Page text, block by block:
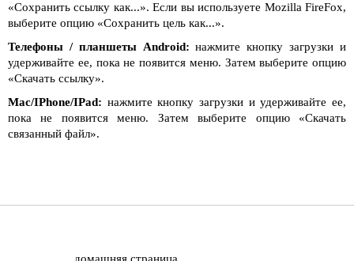
«Сохранить ссылку как...». Если вы используете Mozilla FireFox,
выберите опцию «Сохранить цель как...».
Телефоны / планшеты Android: нажмите кнопку загрузки и
удерживайте ее, пока не появится меню. Затем выберите опцию
«Скачать ссылку».
Mac/IPhone/IPad: нажмите кнопку загрузки и удерживайте ее,
пока не появится меню. Затем выберите опцию «Скачать
связанный файл».